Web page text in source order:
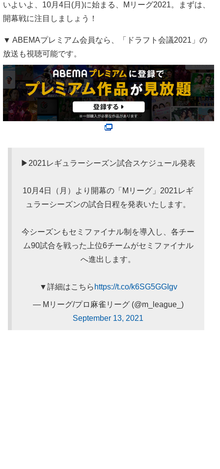
いよいよ、10月4日(月)に始まる、Mリーグ2021。まずは、
開幕戦に注目しましょう！
▼ ABEMAプレミアム会員なら、「ドラフト会議2021」の
放送も視聴可能です。
▶︎2021レギュラーシーズン試合スケジュール発表
10月4日（月）より開幕の「Mリーグ」2021レギ
ュラーシーズンの試合日程を発表いたします。
今シーズンもセミファイナル制を導入し、各チー
ム90試合を戦った上位6チームがセミファイナル
へ進出します。
▼詳細はこちら https://t.co/k6SG5GGIgv
— Mリーグ/プロ麻雀リーグ (@m_league_)
September 13, 2021